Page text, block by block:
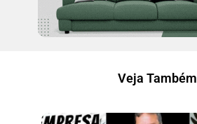
Veja Também